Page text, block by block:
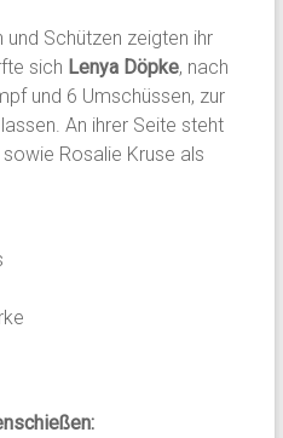
und Schützen zeigten ihr
sich Lenya Döpke, nach
und 6 Umschüssen, zur
An ihrer Seite steht
Rosalie Kruse als